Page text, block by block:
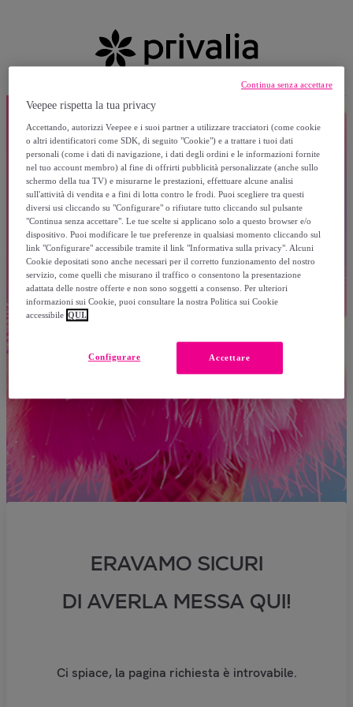
ERAVAMO SICURI
DI AVERLA MESSA QUI!
Ci spiace, la pagina richiesta è introvabile.
Veepee rispetta la tua privacy
Accettando, autorizzi Veepee e i suoi partner a utilizzare tracciatori (come cookie
o altri identificatori come SDK, di seguito "Cookie") e a trattare i tuoi dati
personali (come i dati di navigazione, i dati degli ordini e le informazioni fornite
nel tuo account membro) al fine di offrirti pubblicità personalizzate (anche sullo
schermo della tua TV) e misurarne le prestazioni, effettuare alcune analisi
sull'attività di vendita e a fini di lotta contro le frodi. Puoi scegliere tra questi
diversi usi cliccando su "Configurare" o rifiutare tutto cliccando sul pulsante
"Continua senza accettare". Le tue scelte si applicano solo a questo browser e/o
dispositivo. Puoi modificare le tue preferenze in qualsiasi momento cliccando sul
link "Configurare" accessibile tramite il link "Informativa sulla privacy". Alcuni
Cookie depositati sono anche necessari per il corretto funzionamento del nostro
servizio, come quelli che misurano il traffico o consentono la presentazione
adattata delle nostre offerte e non sono soggetti a consenso. Per ulteriori
informazioni sui Cookie, puoi consultare la nostra Politica sui Cookie
accessibile QUI.
Accettare
Configurare
Continua senza accettare